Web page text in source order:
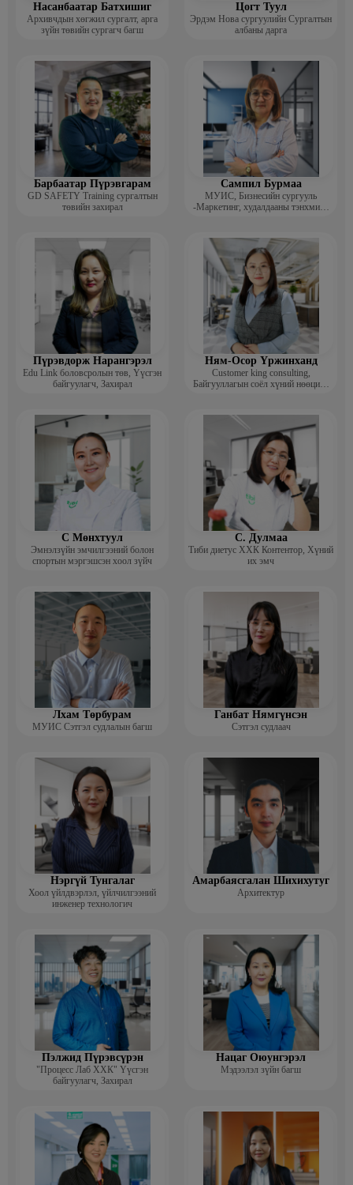
Насанбаатар Батхишиг
Архивчдын хөгжил сургалт, арга
зүйн төвийн сургагч багш
Цогт Туул
Эрдэм Нова сургуулийн Сургалтын
албаны дарга
Барбаатар Пүрэвгарам
GD SAFETY Training сургалтын
төвийн захирал
Сампил Бурмаа
МУИС, Бизнесийн сургууль
-Маркетинг, худалдааны тэнхмийн
Пүрэвдорж Нарангэрэл
Edu Link боловсролын төв, Үүсгэн
байгуулагч, Захирал
Ням-Осор Үржинханд
Customer king consulting,
Байгууллагын соёл хүний нөөцийн
С Мөнхтуул
Эмнэлзүйн эмчилгээний болон
спортын мэргэшсэн хоол зүйч
С. Дулмаа
Тиби диетус ХХК Контентор, Хүний
их эмч
Лхам Төрбурам
МУИС Сэтгэл судлалын багш
Ганбат Нямгүнсэн
Сэтгэл судлаач
Нэргүй Тунгалаг
Хоол үйлдвэрлэл, үйлчилгээний
инженер технологич
Амарбаясгалан Шихихутуг
Архитектур
Пэлжид Пүрэвсүрэн
"Процесс Лаб ХХК" Үүсгэн
байгуулагч, Захирал
Нацаг Оюунгэрэл
Мэдээлэл зүйн багш